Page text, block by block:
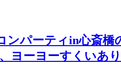
ンパーティin心斎
ヨーヨーすくいあり